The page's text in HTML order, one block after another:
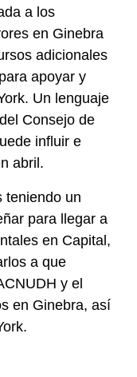
a los
en Ginebra
adicionales
apoyar y
Un lenguaje
Consejo de
influir e
abril.
teniendo un
para llegar a
en Capital,
a que
y el
en Ginebra, así